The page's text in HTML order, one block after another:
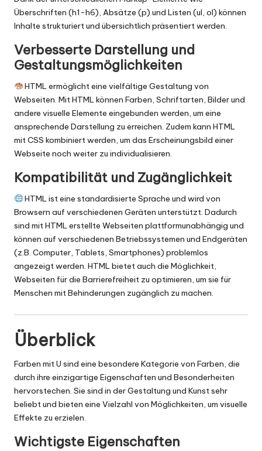
Überschriften (h1-h6), Absätze (p) und Listen (ul, ol) können
Inhalte strukturiert und übersichtlich präsentiert werden.
Verbesserte Darstellung und
Gestaltungsmöglichkeiten
HTML ermöglicht eine vielfältige Gestaltung von
Webseiten. Mit HTML können Farben, Schriftarten, Bilder und
andere visuelle Elemente eingebunden werden, um eine
ansprechende Darstellung zu erreichen. Zudem kann HTML
mit CSS kombiniert werden, um das Erscheinungsbild einer
Webseite noch weiter zu individualisieren.
Kompatibilität und Zugänglichkeit
HTML ist eine standardisierte Sprache und wird von
Browsern auf verschiedenen Geräten unterstützt. Dadurch
sind mit HTML erstellte Webseiten plattformunabhängig und
können auf verschiedenen Betriebssystemen und Endgeräten
(z.B. Computer, Tablets, Smartphones) problemlos
angezeigt werden. HTML bietet auch die Möglichkeit,
Webseiten für die Barrierefreiheit zu optimieren, um sie für
Menschen mit Behinderungen zugänglich zu machen.
Überblick
Farben mit U sind eine besondere Kategorie von Farben, die
durch ihre einzigartige Eigenschaften und Besonderheiten
hervorstechen. Sie sind in der Gestaltung und Kunst sehr
beliebt und bieten eine Vielzahl von Möglichkeiten, um visuelle
Effekte zu erzielen.
Wichtigste Eigenschaften